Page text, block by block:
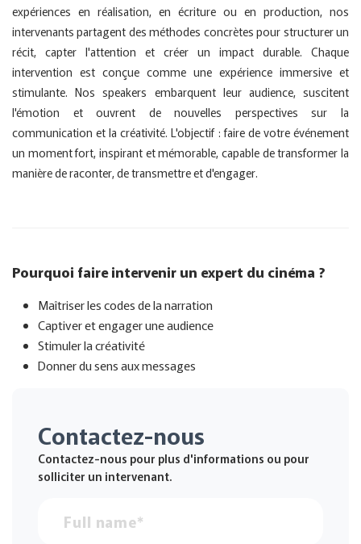
expériences en réalisation, en écriture ou en production, nos
intervenants partagent des méthodes concrètes pour structurer un
récit, capter l'attention et créer un impact durable. Chaque
intervention est conçue comme une expérience immersive et
stimulante. Nos speakers embarquent leur audience, suscitent
l'émotion et ouvrent de nouvelles perspectives sur la
communication et la créativité. L'objectif : faire de votre événement
un moment fort, inspirant et mémorable, capable de transformer la
manière de raconter, de transmettre et d'engager.
Pourquoi faire intervenir un expert du cinéma ?
Maîtriser les codes de la narration
Captiver et engager une audience
Stimuler la créativité
Donner du sens aux messages
Contactez-nous
Contactez-nous pour plus d'informations ou pour
solliciter un intervenant.